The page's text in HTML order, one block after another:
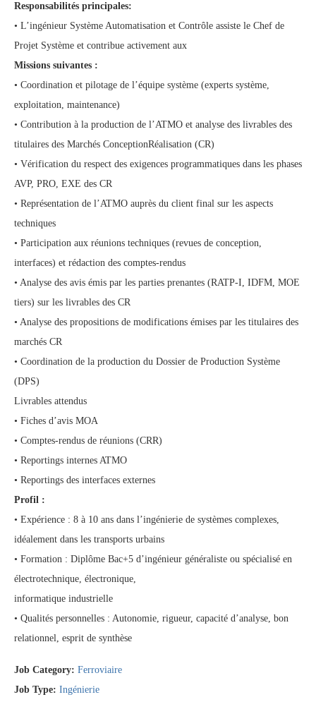
Responsabilités principales:
• L’ingénieur Système Automatisation et Contrôle assiste le Chef de
Projet Système et contribue activement aux
Missions suivantes :
• Coordination et pilotage de l’équipe système (experts système,
exploitation, maintenance)
• Contribution à la production de l’ATMO et analyse des livrables des
titulaires des Marchés ConceptionRéalisation (CR)
• Vérification du respect des exigences programmatiques dans les phases
AVP, PRO, EXE des CR
• Représentation de l’ATMO auprès du client final sur les aspects
techniques
• Participation aux réunions techniques (revues de conception,
interfaces) et rédaction des comptes-rendus
• Analyse des avis émis par les parties prenantes (RATP-I, IDFM, MOE
tiers) sur les livrables des CR
• Analyse des propositions de modifications émises par les titulaires des
marchés CR
• Coordination de la production du Dossier de Production Système
(DPS)
Livrables attendus
• Fiches d’avis MOA
• Comptes-rendus de réunions (CRR)
• Reportings internes ATMO
• Reportings des interfaces externes
Profil :
• Expérience : 8 à 10 ans dans l’ingénierie de systèmes complexes,
idéalement dans les transports urbains
• Formation : Diplôme Bac+5 d’ingénieur généraliste ou spécialisé en
électrotechnique, électronique,
informatique industrielle
• Qualités personnelles : Autonomie, rigueur, capacité d’analyse, bon
relationnel, esprit de synthèse
Job Category: Ferroviaire
Job Type: Ingénierie